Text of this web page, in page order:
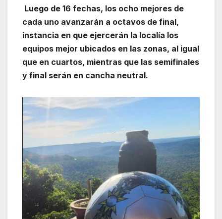
Luego de 16 fechas, los ocho mejores de
cada uno avanzarán a octavos de final,
instancia en que ejercerán la localía los
equipos mejor ubicados en las zonas, al igual
que en cuartos, mientras que las semifinales
y final serán en cancha neutral.